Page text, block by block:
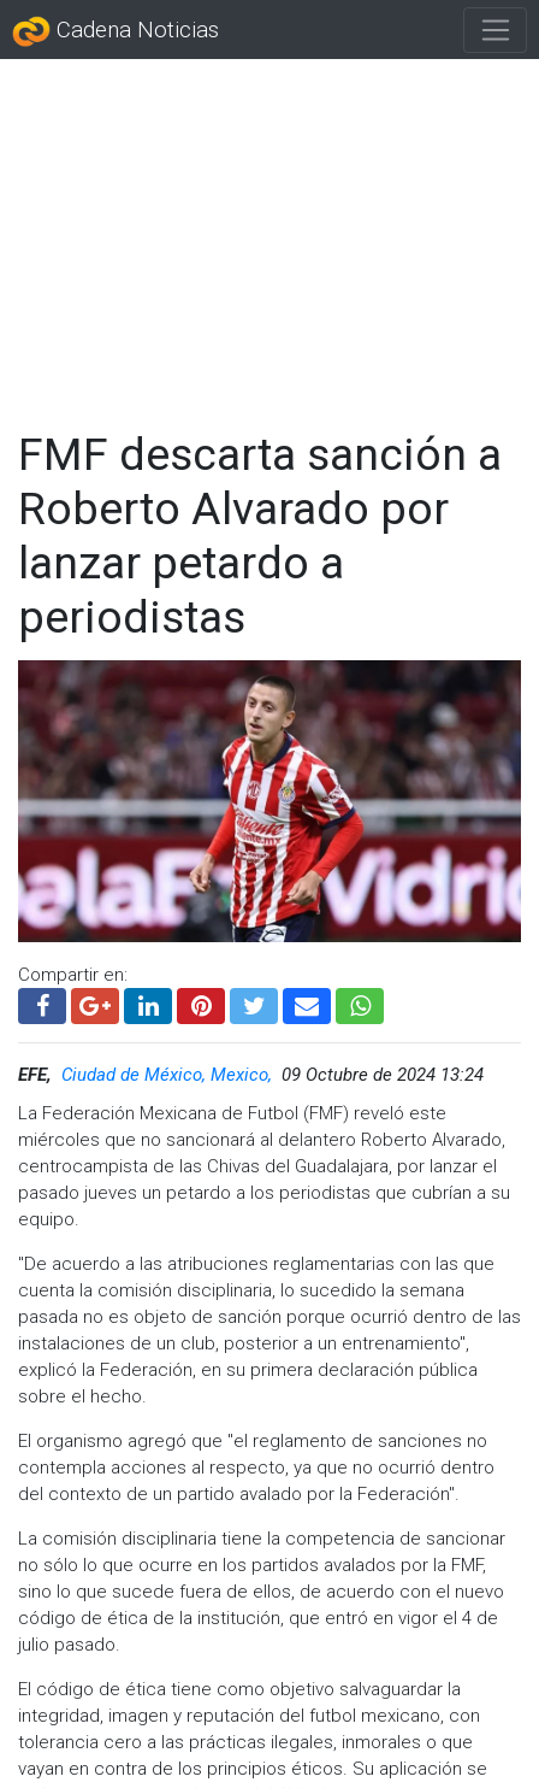
Cadena Noticias
FMF descarta sanción a
Roberto Alvarado por
lanzar petardo a
periodistas
Compartir en:
EFE, Ciudad de México, Mexico, 09 Octubre de 2024 13:24
La Federación Mexicana de Futbol (FMF) reveló este
miércoles que no sancionará al delantero Roberto Alvarado,
centrocampista de las Chivas del Guadalajara, por lanzar el
pasado jueves un petardo a los periodistas que cubrían a su
equipo.
"De acuerdo a las atribuciones reglamentarias con las que
cuenta la comisión disciplinaria, lo sucedido la semana
pasada no es objeto de sanción porque ocurrió dentro de las
instalaciones de un club, posterior a un entrenamiento",
explicó la Federación, en su primera declaración pública
sobre el hecho.
El organismo agregó que "el reglamento de sanciones no
contempla acciones al respecto, ya que no ocurrió dentro
del contexto de un partido avalado por la Federación".
La comisión disciplinaria tiene la competencia de sancionar
no sólo lo que ocurre en los partidos avalados por la FMF,
sino lo que sucede fuera de ellos, de acuerdo con el nuevo
código de ética de la institución, que entró en vigor el 4 de
julio pasado.
El código de ética tiene como objetivo salvaguardar la
integridad, imagen y reputación del futbol mexicano, con
tolerancia cero a las prácticas ilegales, inmorales o que
vayan en contra de los principios éticos. Su aplicación se